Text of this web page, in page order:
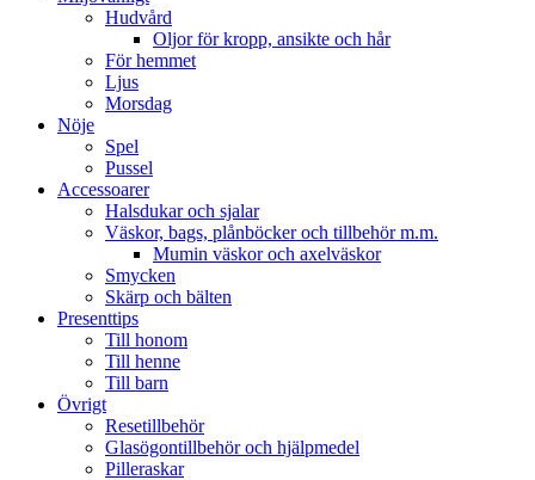
Hudvård
Oljor för kropp, ansikte och hår
För hemmet
Ljus
Morsdag
Nöje
Spel
Pussel
Accessoarer
Halsdukar och sjalar
Väskor, bags, plånböcker och tillbehör m.m.
Mumin väskor och axelväskor
Smycken
Skärp och bälten
Presenttips
Till honom
Till henne
Till barn
Övrigt
Resetillbehör
Glasögontillbehör och hjälpmedel
Pilleraskar